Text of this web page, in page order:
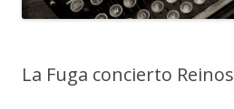
La Fuga concierto